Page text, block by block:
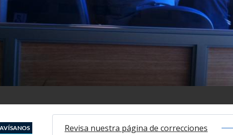
AVÍSANOS Revisa nuestra página de correcciones